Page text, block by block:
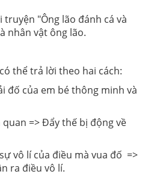
truyện "Ông lão đánh cá và
nhân vật ông lão.
thể trả lời theo hai cách:
đố của em bé thông minh và
quan => Đẩy thế bị động về
vô lí của điều mà vua đố =>
ra điều vô lí.